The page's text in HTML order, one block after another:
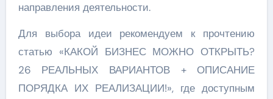
направления деятельности.
Для выбора идеи рекомендуем к прочтению
статью «КАКОЙ БИЗНЕС МОЖНО ОТКРЫТЬ?
26 РЕАЛЬНЫХ ВАРИАНТОВ + ОПИСАНИЕ
ПОРЯДКА ИХ РЕАЛИЗАЦИИ!», где доступным